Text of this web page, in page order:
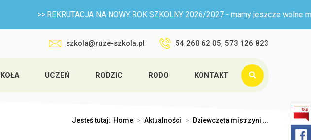
REKRUTACJA NA NOWY ROK SZKOLNY 2026/2027 - mamy jeszcze wolne miejsca w
szkola@ruze-szkola.pl 54 260 62 05, 573 126 823
UCZEŃ RODZIC RODO KONTAKT
Jesteś tutaj: Home > Aktualności > Dziewczęta mistrzyni ...